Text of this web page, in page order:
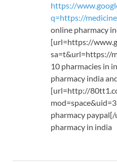
https://
q=https://
online pharmacy
[url=https://
sa=t&url=https://
10 pharmacies in
pharmacy india
[url=http://
pharmacy
pharmacy in india